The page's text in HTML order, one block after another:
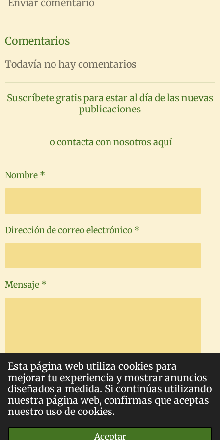
Esta página web utiliza cookies para
mejorar tu experiencia y mostrar anuncios
diseñados a medida. Si continúas utilizando
nuestra página web, confirmas que aceptas
nuestro uso de cookies.
Aceptar
Enviar comentario
Comentarios
Todavía no hay comentarios
Suscríbete gratis para estar al día de las nuevas
publicaciones
o contacta con nosotros aquí
Nombre *
Dirección de correo electrónico *
Mensaje *
Enviar formulario
© 2023 - 2026 Virtud y Revolución